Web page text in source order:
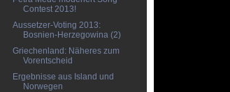
Contest 2013!
Aussetzer-Voting 2013:
Bosnien-Herzegowina (2)
Griechenland: Näheres zum
Vorentscheid
Ergebnisse aus Island und
Norwegen